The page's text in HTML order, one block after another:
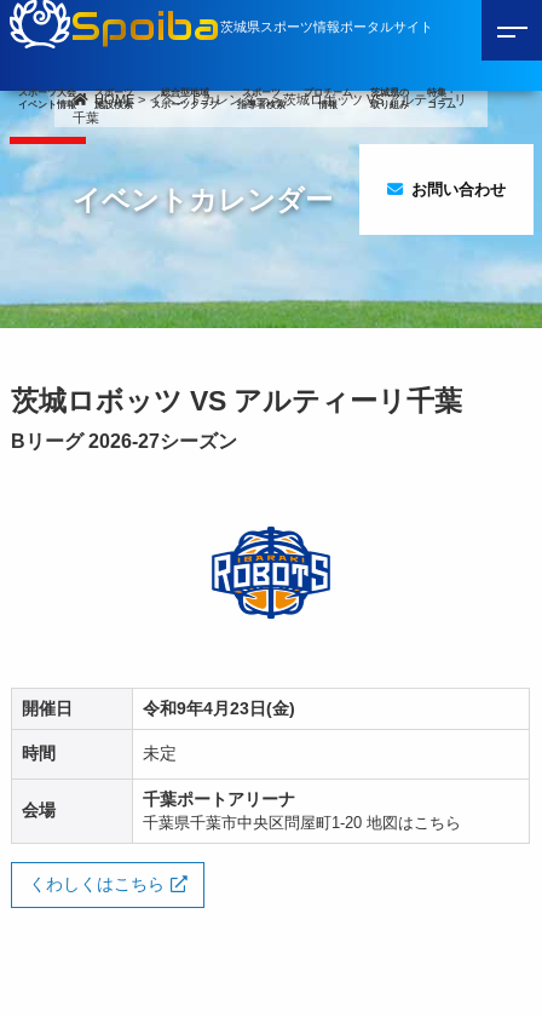
Spoiba茨城県スポーツ情報ポータルサイト
スポーツ大会
イベント情報
スポーツ
施設検索
総合型地域
スポーツクラブ
スポーツ
指導者検索
プロチーム
情報
茨城県の
取り組み
特集・
コラム
お問い合わせ
HOME>イベントカレンダー>茨城ロボッツ VS アルティーリ
千葉
イベントカレンダー
茨城ロボッツ VS アルティーリ千葉
Bリーグ 2026-27シーズン
開催日 令和9年4月23日(金)
時間 未定
会場
千葉ポートアリーナ
千葉県千葉市中央区問屋町1-20 地図はこちら
くわしくはこちら